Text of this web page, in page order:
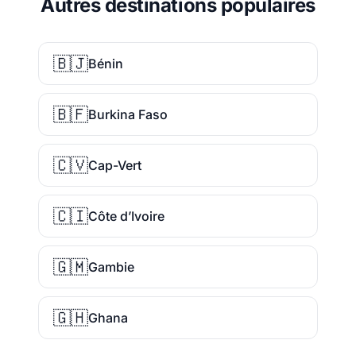
Autres destinations populaires
🇧🇯Bénin
🇧🇫Burkina Faso
🇨🇻Cap-Vert
🇨🇮Côte d’Ivoire
🇬🇲Gambie
🇬🇭Ghana